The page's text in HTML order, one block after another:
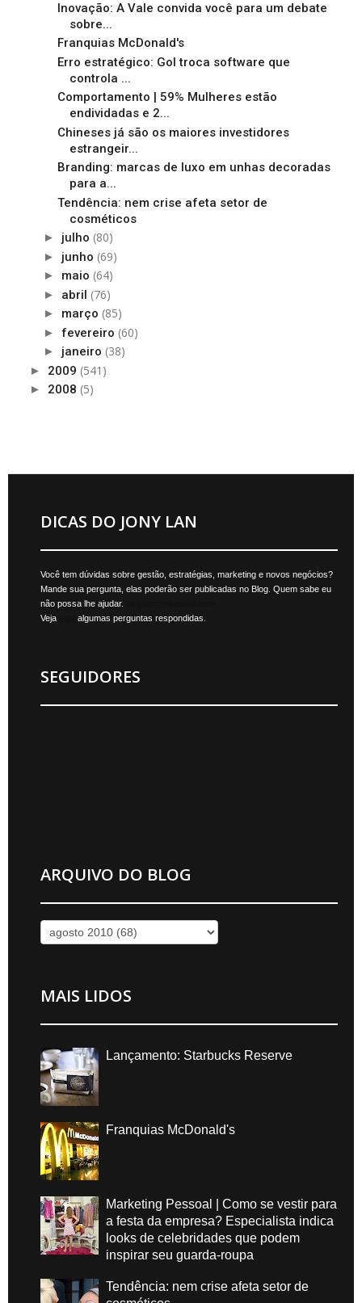
Inovação: A Vale convida você para um debate
sobre...
Franquias McDonald's
Erro estratégico: Gol troca software que
controla ...
Comportamento | 59% Mulheres estão
endividadas e 2...
Chineses já são os maiores investidores
estrangeir...
Branding: marcas de luxo em unhas decoradas
para a...
Tendência: nem crise afeta setor de
cosméticos
► julho (80)
► junho (69)
► maio (64)
► abril (76)
► março (85)
► fevereiro (60)
► janeiro (38)
► 2009 (541)
► 2008 (5)
DICAS DO JONY LAN
Você tem dúvidas sobre gestão, estratégias, marketing e novos negócios?
Mande sua pergunta, elas poderão ser publicadas no Blog. Quem sabe eu
não possa lhe ajudar.
Veja
algumas perguntas respondidas.
SEGUIDORES
ARQUIVO DO BLOG
MAIS LIDOS
Lançamento: Starbucks Reserve
Franquias McDonald's
Marketing Pessoal | Como se vestir para
a festa da empresa? Especialista indica
looks de celebridades que podem
inspirar seu guarda-roupa
Tendência: nem crise afeta setor de